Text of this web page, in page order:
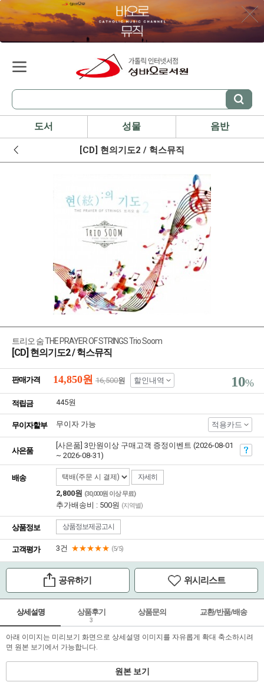
도서 성물 음반
[CD] 현의기도2 / 헉스뮤직
트리오 숨 THE PRAYER OF STRINGS Trio Soom
[CD] 현의기도2 / 헉스뮤직
판매가격 14,850원 16,500원 할인내역 10%
적립금 445원
무이자할부 무이자 가능 적용카드
사은품
[사은품] 3만원이상 구매고객 증정이벤트 (2026-08-01
~ 2026-08-31)
배송 자세히
2,800원 (30,000원 이상 무료)
추가배송비 : 500원 (지역별)
상품정보 상품정보제공고시
고객평가 3건 ★★★★★ (5/5)
공유하기 위시리스트
상세설명 상품후기
3
상품문의 교환/반품/배송
아래 이미지는 미리보기 화면으로 상세설명 이미지를 자유롭게 확대 축소하시려
면 원본 보기에서 가능합니다.
원본 보기